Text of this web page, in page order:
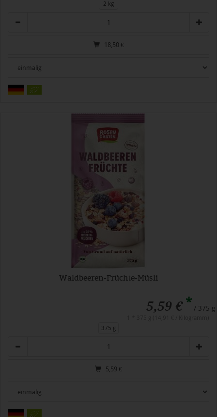
2 kg
18,50 €
Waldbeeren-Früchte-Müsli
5,59 €* / 375 g
375 g
5,59 €